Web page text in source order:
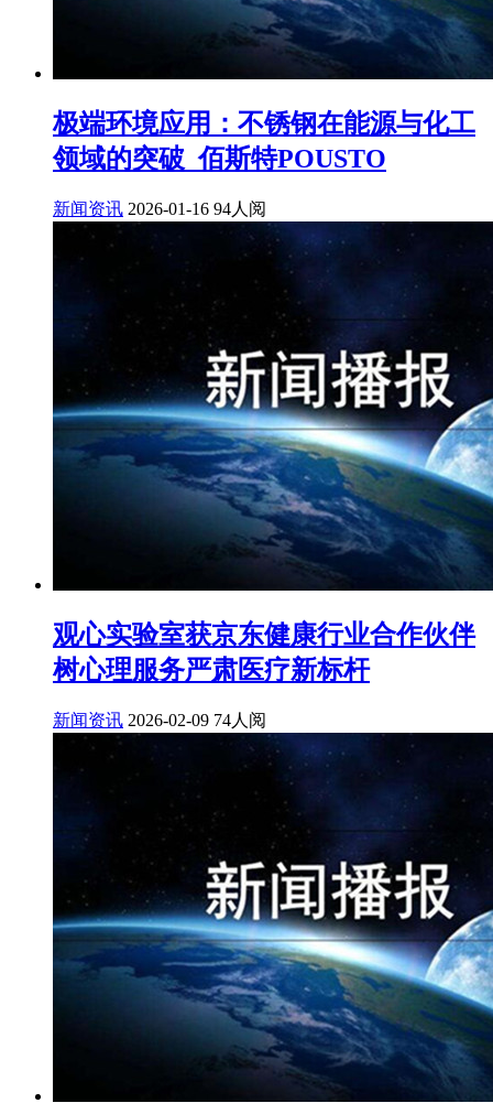
极端环境应用：不锈钢在能源与化工
领域的突破_佰斯特POUSTO
新闻资讯 2026-01-16 94人阅
观心实验室获京东健康行业合作伙伴
树心理服务严肃医疗新标杆
新闻资讯 2026-02-09 74人阅